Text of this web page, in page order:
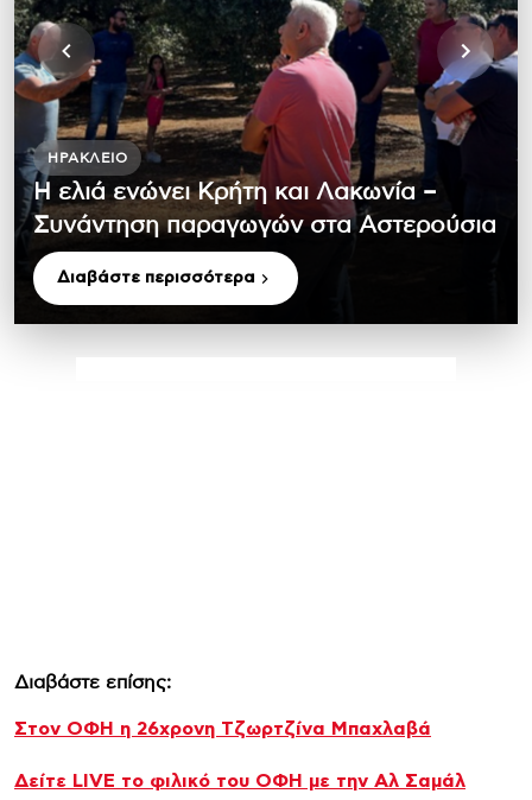
ΗΡΆΚΛΕΙΟ
Η ελιά ενώνει Κρήτη και Λακωνία –
Συνάντηση παραγωγών στα Αστερούσια
Διαβάστε περισσότερα
Διαβάστε επίσης:
Στον ΟΦΗ η 26χρονη Τζωρτζίνα Μπαχλαβά
Δείτε LIVE το φιλικό του ΟΦΗ με την Αλ Σαμάλ